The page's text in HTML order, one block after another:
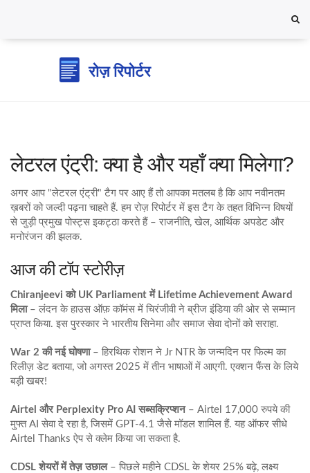
लेटरल एंट्री: क्या है और यहाँ क्या मिलेगा?
अगर आप "लेटरल एंट्री" टैग पर आए हैं तो आपका मतलब है कि आप नवीनतम
ख़बरों को जल्दी पढ़ना चाहते हैं. हम रोज़ रिपोर्टर में इस टैग के तहत विभिन्न विषयों
से जुड़ी प्रमुख पोस्ट्स इकट्ठा करते हैं – राजनीति, खेल, आर्थिक अपडेट और
मनोरंजन की झलक.
आज की टॉप स्टोरीज़
Chiranjeevi को UK Parliament में Lifetime Achievement Award
मिला– लंदन के हाउस ऑफ़ कॉमंस में चिरंजीवी ने ब्रीज इंडिया की ओर से सम्मान
प्राप्त किया. इस पुरस्कार ने भारतीय सिनेमा और समाज सेवा दोनों को सराहा.
War 2 की नई घोषणा– हिरथिक रोशन ने Jr NTR के जन्मदिन पर फिल्म का
रिलीज़ डेट बताया, जो अगस्त 2025 में तीन भाषाओं में आएगी. एक्शन फैंस के लिये
बड़ी खबर!
Airtel और Perplexity Pro AI सब्सक्रिप्शन– Airtel 17,000 रुपये की
मुफ्त AI सेवा दे रहा है, जिसमें GPT‑4.1 जैसे मॉडल शामिल हैं. यह ऑफर सीधे
Airtel Thanks ऐप से क्लेम किया जा सकता है.
CDSL शेयरों में तेज़ उछाल– पिछले महीने CDSL के शेयर 25% बढ़े, लक्ष्य